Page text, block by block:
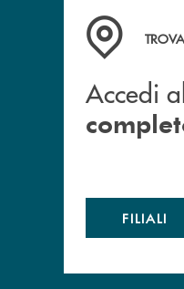
Accedi all'
Accedi
FILIALI